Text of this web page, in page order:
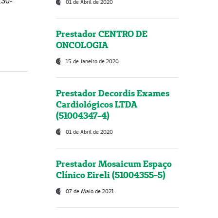
01 de Abril de 2020
Prestador CENTRO DE
ONCOLOGIA
15 de Janeiro de 2020
Prestador Decordis Exames
Cardiológicos LTDA
(51004347-4)
01 de Abril de 2020
Prestador Mosaicum Espaço
Clínico Eireli (51004355-5)
07 de Maio de 2021